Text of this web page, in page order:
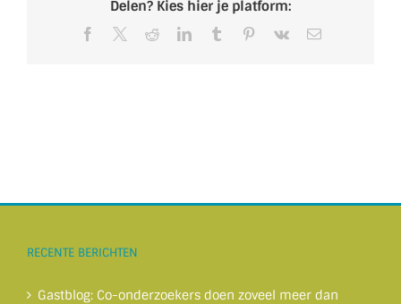
Delen? Kies hier je platform:
Facebook RedditLinkedInTumblr Pinterest
Vk
E-
RECENTE BERICHTEN
Gastblog: Co-onderzoekers doen zoveel meer dan